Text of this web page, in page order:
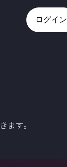
ログイン
ます。